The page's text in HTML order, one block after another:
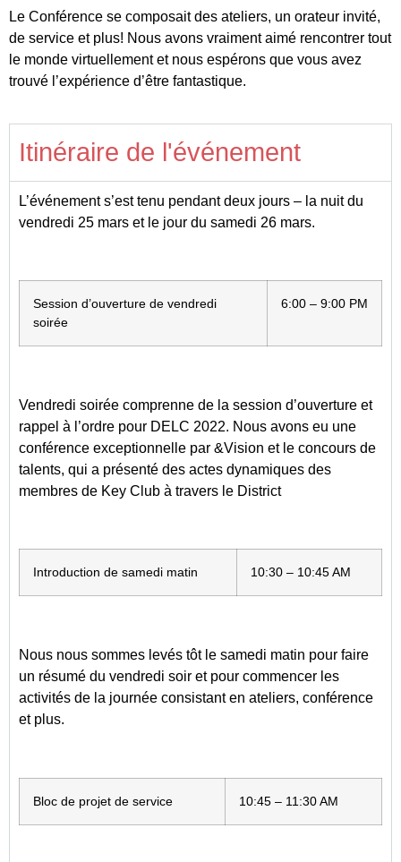
Le Conférence se composait des ateliers, un orateur invité,
de service et plus! Nous avons vraiment aimé rencontrer tout
le monde virtuellement et nous espérons que vous avez
trouvé l’expérience d’être fantastique.
Itinéraire de l'événement
L’événement s’est tenu pendant deux jours – la nuit du
vendredi 25 mars et le jour du samedi 26 mars.
Session d’ouverture de vendredi
soirée
6:00 – 9:00 PM
Vendredi soirée comprenne de la session d’ouverture et
rappel à l’ordre pour DELC 2022. Nous avons eu une
conférence exceptionnelle par &Vision et le concours de
talents, qui a présenté des actes dynamiques des
membres de Key Club à travers le District
Introduction de samedi matin 10:30 – 10:45 AM
Nous nous sommes levés tôt le samedi matin pour faire
un résumé du vendredi soir et pour commencer les
activités de la journée consistant en ateliers, conférence
et plus.
Bloc de projet de service 10:45 – 11:30 AM